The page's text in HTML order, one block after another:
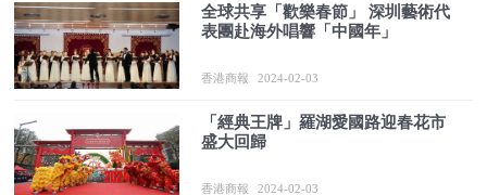
全球共享「歡樂春節」 深圳藝術代
表團赴海外唱響「中國年」
香港商報 2024-02-03
「經典王牌」羅湖愛國路迎春花市
盛大回歸
香港商報 2024-02-03